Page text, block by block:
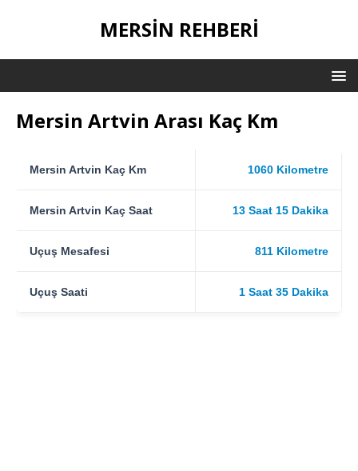
MERSIN REHBERI
Mersin Artvin Arası Kaç Km
Mersin Artvin Kaç Km 1060 Kilometre
Mersin Artvin Kaç Saat 13 Saat 15 Dakika
Uçuş Mesafesi 811 Kilometre
Uçuş Saati 1 Saat 35 Dakika